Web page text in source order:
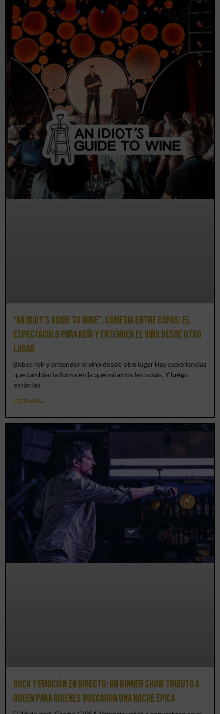
“An Idiot’s Guide to Wine”, comedia entre copas: el
espectáculo para reír y entender el vino desde otro
lugar
Beber, reír y entender el vino desde otro lugar Hay experiencias
que cambian la forma en la que miramos las cosas. Y luego
están las
LEER MÁS »
Rock y emoción en directo: un Dinner Show Tributo a
Queen para quienes buscaron una noche épica